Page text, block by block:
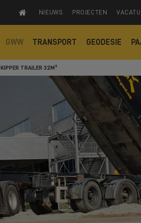
NIEUWS PROJECTEN
GWW TRANSPORT GEODESIE
KIPPER TRAILER 32M³